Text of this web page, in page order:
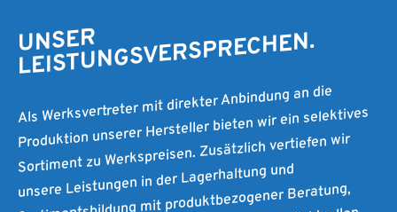
UNSER
LEISTUNGSVERSPRECHEN.
Als Werksvertreter mit direkter Anbindung an die
Produktion unserer Hersteller bieten wir ein selektives
Sortiment zu Werkspreisen. Zusätzlich vertiefen wir
unsere Leistungen in der Lagerhaltung und